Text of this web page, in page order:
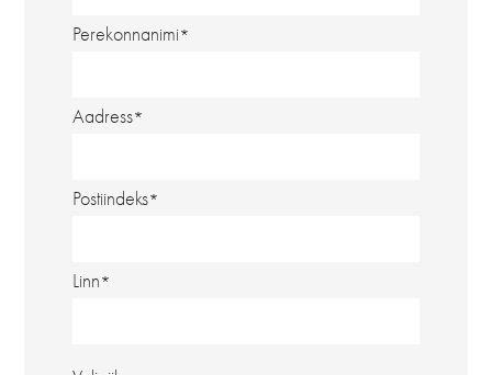
Perekonnanimi
Aadress
Postiindeks
Linn